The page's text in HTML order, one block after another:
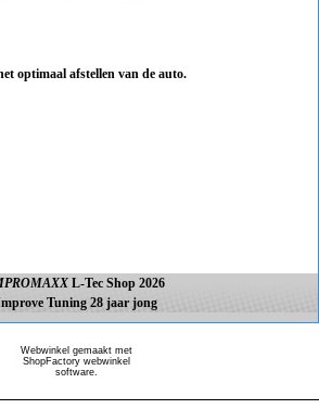
optimaal afstellen van de auto.
L-Tec Shop 2026
Tuning 28 jaar jong
Webwinkel gemaakt met
ShopFactory webwinkel
software.